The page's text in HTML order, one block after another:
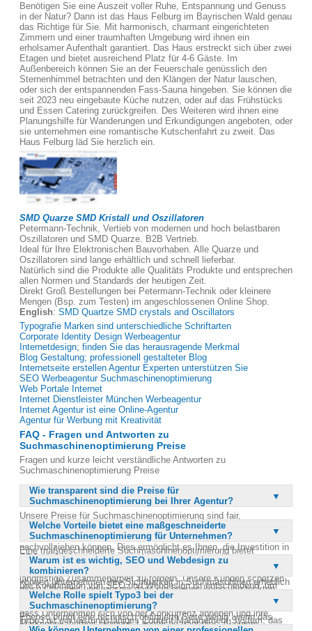
Benötigen Sie eine Auszeit voller Ruhe, Entspannung und Genuss
in der Natur? Dann ist das Haus Felburg im Bayrischen Wald genau
das Richtige für Sie. Mit harmonisch, charmant eingerichteten
Zimmern und einer traumhaften Umgebung wird ihnen ein
erholsamer Aufenthalt garantiert. Das Haus erstreckt sich über zwei
Etagen und bietet ausreichend Platz für 4-6 Gäste. Im
Außenbereich können Sie an der Feuerschale genüsslich den
Sternenhimmel betrachten und den Klängen der Natur lauschen,
oder sich der entspannenden Fass-Sauna hingeben. Sie können die
seit 2023 neu eingebaute Küche nutzen, oder auf das Frühstücks
und Essen Catering zurückgreifen. Des Weiteren wird ihnen eine
Planungshilfe für Wanderungen und Erkundigungen angeboten, oder
sie unternehmen eine romantische Kutschenfahrt zu zweit. Das
Haus Felburg läd Sie herzlich ein.
SMD Quarze SMD Kristall und Oszillatoren
Petermann-Technik, Vertieb von modernen und hoch belastbaren
Oszillatoren und SMD Quarze. B2B Vertrieb.
Ideal für Ihre Elektronischen Bauvorhaben. Alle Quarze und
Oszillatoren sind lange erhältlich und schnell lieferbar.
Natürlich sind die Produkte alle Qualitäts Produkte und entsprechen
allen Normen und Standards der heutigen Zeit.
Direkt Groß Bestellungen bei Petermann-Technik oder kleinere
Mengen (Bsp. zum Testen) im angeschlossenen Online Shop.
English: SMD Quartze SMD crystals and Oscillators
Typografie Marken sind unterschiedliche Schriftarten
Corporate Identity Design Werbeagentur
Internetdesign; finden Sie das herausragende Merkmal
Blog Gestaltung; professionell gestalteter Blog
Internetseite erstellen Agentur Experten unterstützen Sie
SEO Werbeagentur Suchmaschinenoptimierung
Web Portale Internet
Internet Dienstleister München Werbeagentur
Internet Agentur ist eine Online-Agentur
Agentur für Werbung mit Kreativität
FAQ - Fragen und Antworten zu
Suchmaschinenoptimierung Preise
Fragen und kurze leicht verständliche Antworten zu
Suchmaschinenoptimierung Preise
Wie transparent sind die Preise für
Suchmaschinenoptimierung bei Ihrer Agentur?
Unsere Preise für Suchmaschinenoptimierung sind fair,
übersichtlich und transparent gestaltet. Wir legen großen Wert
darauf, dass unsere Kunden die Kostenstruktur leicht
nachvollziehen können. Dies ermöglicht es Ihnen, die Investition in
SEO-Maßnahmen besser zu planen und zu kontrollieren.
Transparenz ist uns wichtig, um Vertrauen aufzubauen und eine
langfristige Zusammenarbeit zu fördern. Unsere Kunden schätzen
diese Offenheit und wissen, dass sie bei uns keine versteckten
Kosten erwarten müssen.
Welche Vorteile bietet eine maßgeschneiderte
Suchmaschinenoptimierung für Unternehmen?
Eine maßgeschneiderte Suchmaschinenoptimierung bietet
Unternehmen zahlreiche Vorteile, insbesondere in der heutigen
digitalen Welt. Durch individuell angepasste SEO-Strategien
können Unternehmen ihre Sichtbarkeit in Suchmaschinen erheblich
verbessern. Dies führt zu einer höheren Reichweite und mehr
potenziellen Kunden. Zudem ermöglicht eine gezielte Optimierung,
dass Unternehmen sich von der Konkurrenz abheben und ihre
Markenbekanntheit steigern. Langfristig trägt dies zu einem
Warum ist es wichtig, SEO und Webdesign zu
kombinieren?
Die Kombination von SEO und Webdesign ist entscheidend, um
den Erfolg einer Webseite zu maximieren. Ein ansprechendes
Design allein reicht nicht aus, um in Suchmaschinen gut zu ranken.
Ebenso bringt eine technisch optimierte Seite wenig, wenn das
Design nicht ansprechend ist. Durch die Integration beider
Welche Rolle spielt Typo3 bei der
Suchmaschinenoptimierung?
Typo3 ist ein leistungsfähiges Content-Management-System, das